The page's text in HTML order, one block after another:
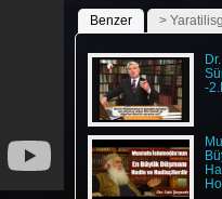
Benzer >
-